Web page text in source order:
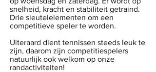
snelheid, kracht en stabiliteit getraind.
Drie sleutelelementen om een
competitieve speler te worden.
Uiteraard dient tennissen steeds leuk te
zijn, daarom zijn competitiespelers
natuurlijk ook welkom op onze
randactiviteiten!